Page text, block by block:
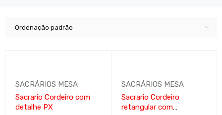
Ordenação padrão
SACRÁRIOS MESA
Sacrario Cordeiro com
detalhe PX
SACRÁRIOS MESA
Sacrario Cordeiro
retangular com